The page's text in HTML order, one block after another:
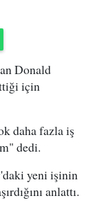
Donald
için
daha fazla iş
dedi.
yeni işinin
anlattı.